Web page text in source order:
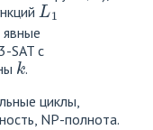
SAT с
k
.
циклы,
NP-полнота.